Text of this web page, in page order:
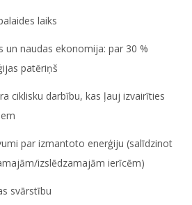
laiks
un naudas ekonomija: par 30 %
patēriņš
ciklisku darbību, kas ļauj izvairīties
par izmantoto enerģiju (salīdzinot
izslēdzamajām ierīcēm)
svārstību